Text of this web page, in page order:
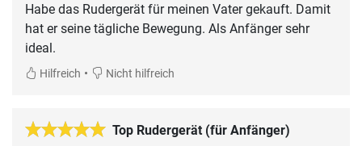
Habe das Rudergerät für meinen Vater gekauft. Damit
hat er seine tägliche Bewegung. Als Anfänger sehr
ideal.
Hilfreich • Nicht hilfreich
Top Rudergerät (für Anfänger)